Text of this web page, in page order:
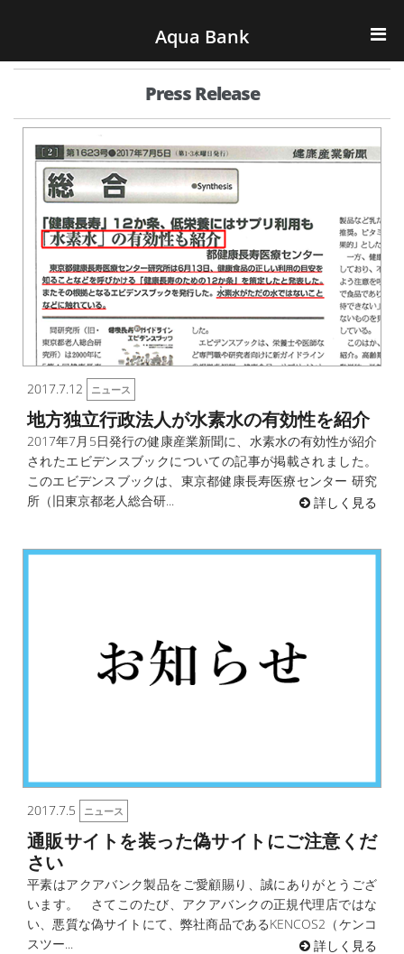
Aqua Bank
TOP
KENCOS・eye-cos
Water Server
COOLIC
会社概要
Press Release
2017.7.12 ニュース
地方独立行政法人が水素水の有効性を紹介
2017年7月5日発行の健康産業新聞に、水素水の有効性が紹介
されたエビデンスブックについての記事が掲載されました。
このエビデンスブックは、東京都健康長寿医療センター 研究
所（旧東京都老人総合研...
詳しく見る
2017.7.5 ニュース
通販サイトを装った偽サイトにご注意くだ
さい
平素はアクアバンク製品をご愛顧賜り、誠にありがとうござ
います。 さてこのたび、アクアバンクの正規代理店ではな
い、悪質な偽サイトにて、弊社商品であるKENCOS2（ケンコ
スツー...
詳しく見る